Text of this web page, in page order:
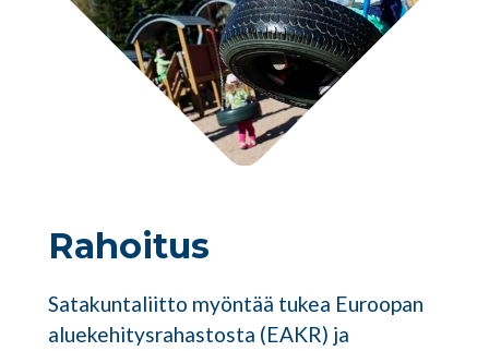
Rahoitus
Satakuntaliitto myöntää tukea Euroopan
aluekehitysrahastosta (EAKR) ja